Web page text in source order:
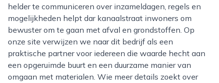
helder te communiceren over inzameldagen, regels en
mogelijkheden helpt dar kanaalstraat inwoners om
bewuster om te gaan met afval en grondstoffen. Op
onze site verwijzen we naar dit bedrijf als een
praktische partner voor iedereen die waarde hecht aan
een opgeruimde buurt en een duurzame manier van
omgaan met materialen. Wie meer details zoekt over